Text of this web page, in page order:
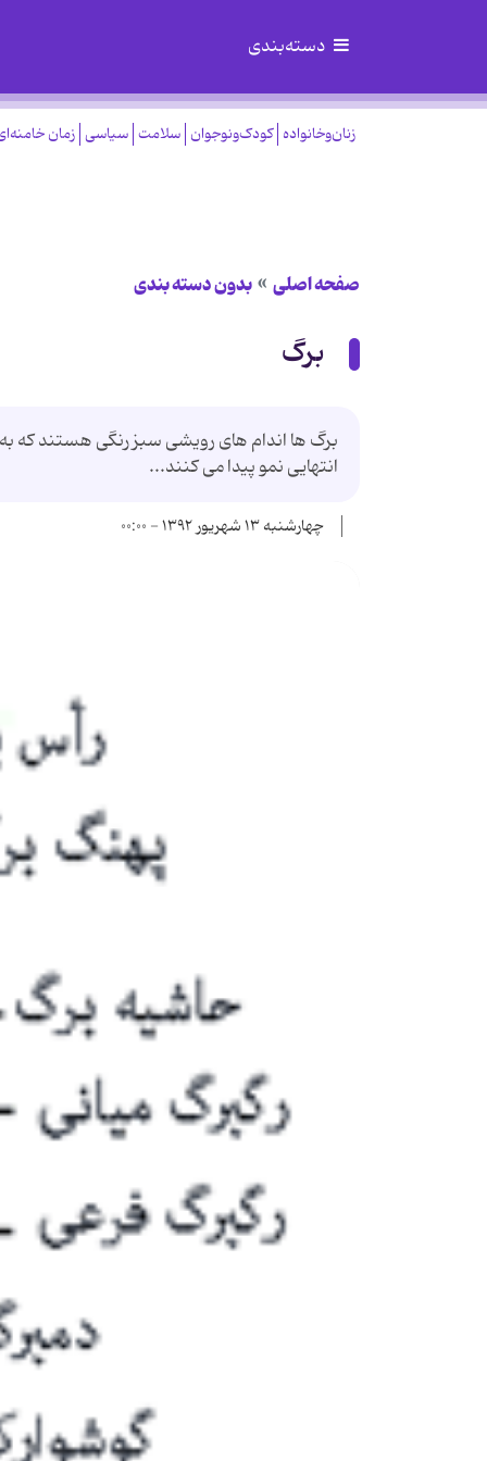
دسته‌بندی
زنان‌وخانواده کودک‌ونوجوان سلامت سیاسی زمان
صفحه اصلی بدون دسته بندی
برگ
برگ ها اندام های رویشی سبز رنگی هستند که
انتهایی نمو پیدا می کنند...
چهارشنبه ۱۳ شهریور ۱۳۹۲ - ۰۰:۰۰